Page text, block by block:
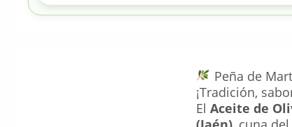
Peña de
¡Tradición,
El Aceite de